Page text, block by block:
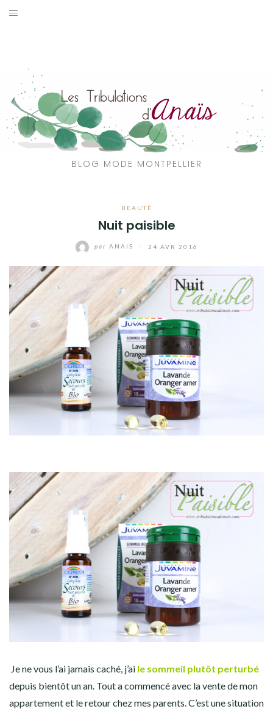
Aller
BLOG MODE MONTPELLIER
BEAUTÉ
Nuit paisible
par ANAIS 24 AVR 2016
Je ne vous l’ai jamais caché, j’ai le sommeil plutôt perturbé
depuis bientôt un an. Tout a commencé avec la vente de mon
appartement et le retour chez mes parents. C’est une situation
CATÉGORIES
VOYAGE
MON DRESSING